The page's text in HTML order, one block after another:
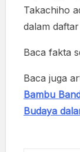
Takachiho
dalam
Baca fakta
Baca juga
Bambu
Budaya